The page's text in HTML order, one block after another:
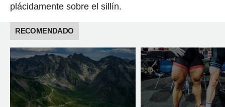
plácidamente sobre el sillín.
RECOMENDADO